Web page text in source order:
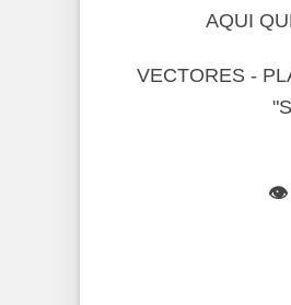
AQUI
VECTORES -
👁